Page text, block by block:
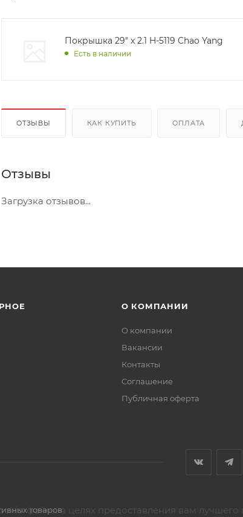
Покрышка 29" x 2.1 H-5119 Chao Yang
Есть в наличии
ОТЗЫВЫ КАК КУПИТЬ ОПЛАТА
Отзывы
Загрузка отзывов...
О КОМПАНИИ
О компании
Вакансии
Контакты
Соглашение
Публичная оферта
товаров
файлы в целях предоставления вам лучшего